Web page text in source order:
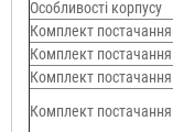
Особливості корпусу
Комплект постачання
Комплект постачання
Комплект постачання
Комплект постачання